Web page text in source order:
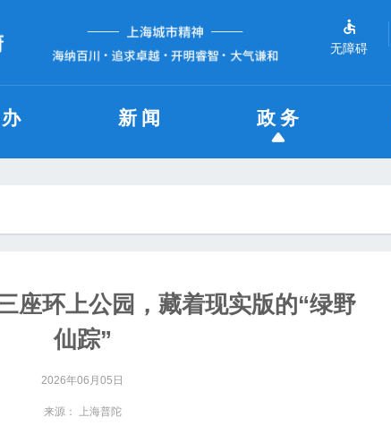
无障碍
新闻 政务
座环上公园，藏着现实版的“绿野
仙踪”
2026年06月05日
来源： 上海普陀